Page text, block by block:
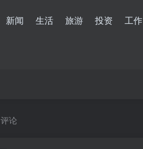
新闻 生活 旅游 投资 工作
评论